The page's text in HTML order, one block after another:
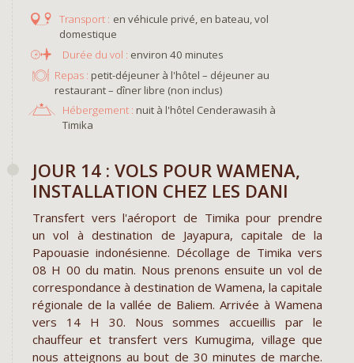
en véhicule privé, en bateau, vol
domestique
environ 40 minutes
Repas : petit-déjeuner à l'hôtel – déjeuner au
restaurant – dîner libre (non inclus)
Hébergement : nuit à l'hôtel Cenderawasih à
Timika
JOUR 14 : VOLS POUR WAMENA,
INSTALLATION CHEZ LES DANI
Transfert vers l'aéroport de Timika pour prendre
un vol à destination de Jayapura, capitale de la
Papouasie indonésienne. Décollage de Timika vers
08 H 00 du matin. Nous prenons ensuite un vol de
correspondance à destination de Wamena, la capitale
régionale de la vallée de Baliem. Arrivée à Wamena
vers 14 H 30. Nous sommes accueillis par le
chauffeur et transfert vers Kumugima, village que
nous atteignons au bout de 30 minutes de marche.